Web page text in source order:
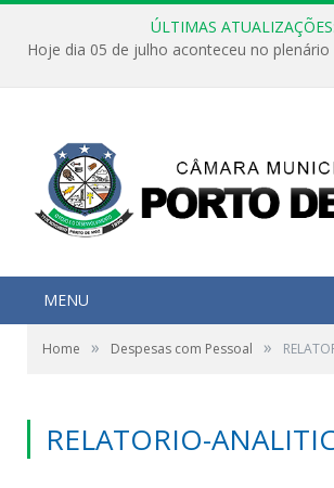
ÚLTIMAS ATUALIZAÇÕES:
MENU
Home » Despesas com Pessoal »
RELATORIO-